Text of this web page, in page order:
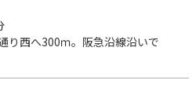
り西へ300ｍ。阪急沿線沿いで